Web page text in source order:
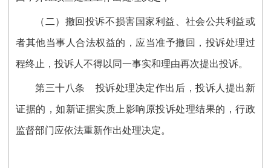
（二）撤回投诉不损害国家利益、社会公共利益或
者其他当事人合法权益的，应当准予撤回，投诉处理过
程终止，投诉人不得以同一事实和理由再次提出投诉。
第三十八条 投诉处理决定作出后，投诉人提出新
证据的，如新证据实质上影响原投诉处理结果的，行政
监督部门应依法重新作出处理决定。